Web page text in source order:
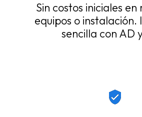
Sin costos iniciales
equipos o
sencilla con AD